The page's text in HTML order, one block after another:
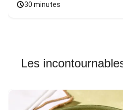
30 minutes
Les